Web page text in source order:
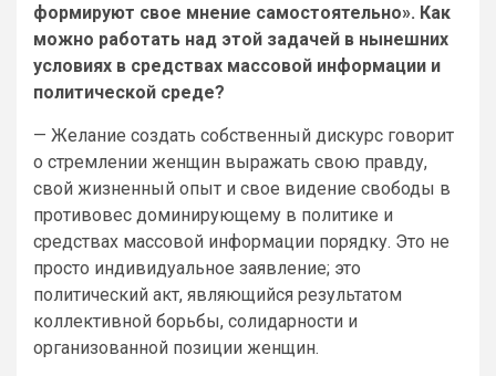
формируют свое мнение самостоятельно». Как
можно работать над этой задачей в нынешних
условиях в средствах массовой информации и
политической среде?
— Желание создать собственный дискурс говорит
о стремлении женщин выражать свою правду,
свой жизненный опыт и свое видение свободы в
противовес доминирующему в политике и
средствах массовой информации порядку. Это не
просто индивидуальное заявление; это
политический акт, являющийся результатом
коллективной борьбы, солидарности и
организованной позиции женщин.